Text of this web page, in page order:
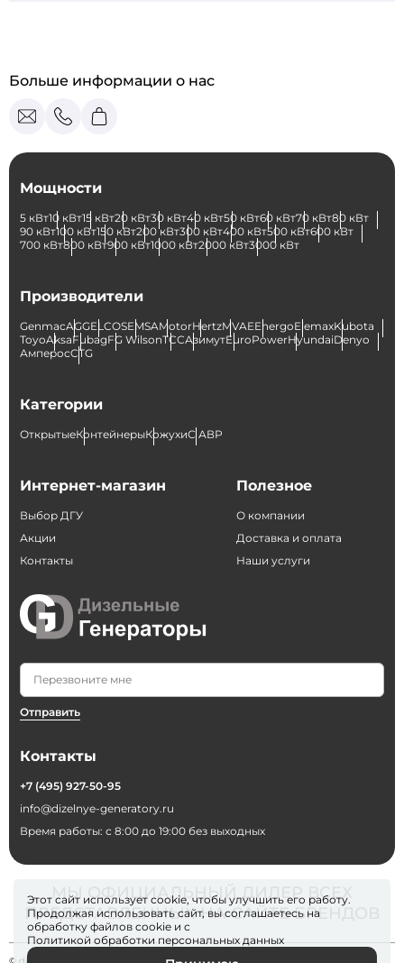
Больше информации о нас
Мощности
5 кВт10 кВт15 кВт20 кВт30 кВт40 кВт50 кВт60 кВт70 кВт80 кВт
90 кВт100 кВт150 кВт200 кВт300 кВт400 кВт500 кВт600 кВт
700 кВт800 кВт900 кВт1000 кВт2000 кВт3000 кВт
Производители
GenmacAGGELCOSEMSAMotorHertzMVAEEnergoElemaxKubota
ToyoAksaFubagFG WilsonТССАзимутEuroPowerHyundaiDenyo
АмперосCTG
Категории
ОткрытыеКонтейнерыКожухиС АВР
Интернет-магазин
Выбор ДГУ
Акции
Контакты
Отправить
Полезное
О компании
Доставка и оплата
Наши услуги
Контакты
+7 (495) 927-50-95
info@dizelnye-generatory.ru
Время работы: с 8:00 до 19:00 без выходных
МЫ ОФИЦИАЛЬНЫЙ ДИЛЕР ВСЕХ
ПРЕДСТАВЛЕННЫХ НА САЙТЕ БРЕНДОВ
Этот сайт использует cookie, чтобы улучшить его работу.
Продолжая использовать сайт, вы соглашаетесь на
обработку файлов cookie и с
Политикой обработки персональных данных